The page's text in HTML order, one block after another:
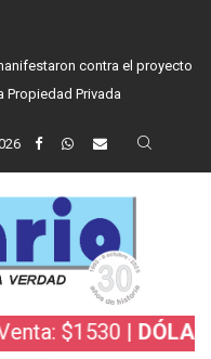
contra el proyecto
Propiedad Privada
|DÓLAR